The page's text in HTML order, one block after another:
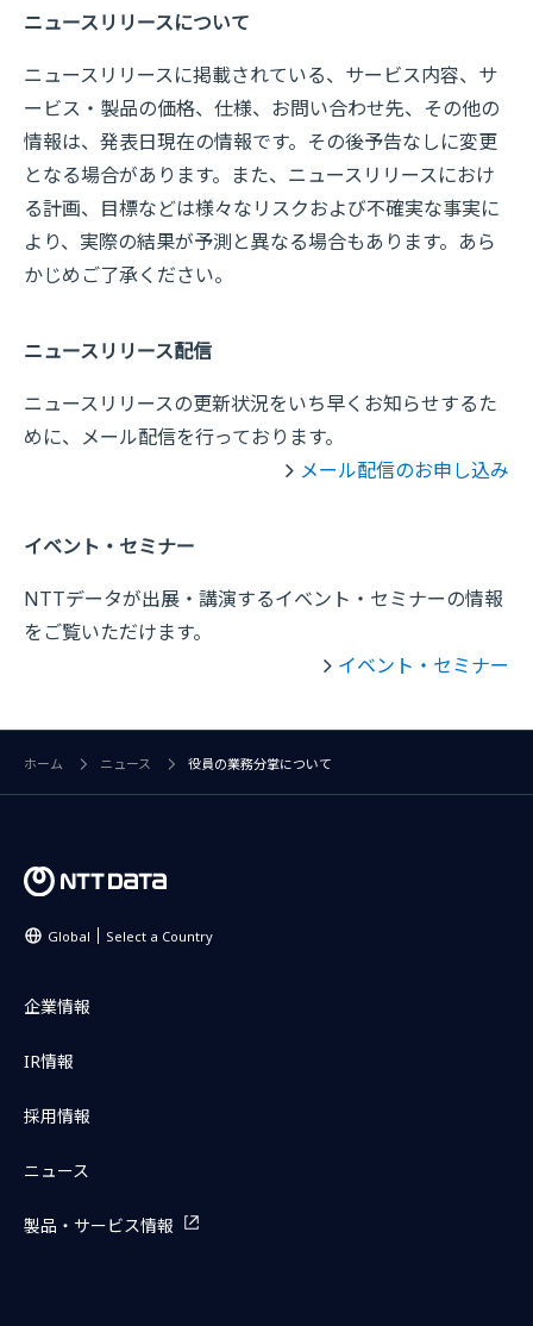
ニュースリリースについて
ニュースリリースに掲載されている、サービス内容、サ
ービス・製品の価格、仕様、お問い合わせ先、その他の
情報は、発表日現在の情報です。その後予告なしに変更
となる場合があります。また、ニュースリリースにおけ
る計画、目標などは様々なリスクおよび不確実な事実に
より、実際の結果が予測と異なる場合もあります。あら
かじめご了承ください。
ニュースリリース配信
ニュースリリースの更新状況をいち早くお知らせするた
めに、メール配信を行っております。
メール配信のお申し込み
イベント・セミナー
NTTデータが出展・講演するイベント・セミナーの情報
をご覧いただけます。
イベント・セミナー
ホーム ニュース 役員の業務分掌について
Global Select a Country
企業情報
IR情報
採用情報
ニュース
製品・サービス情報